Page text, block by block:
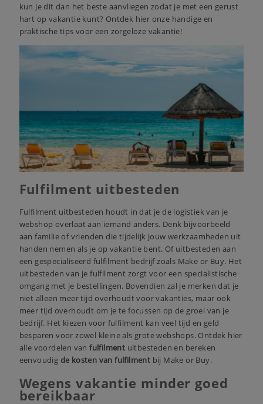
kun je dit dan het beste aanvliegen zodat je met een gerust
hart op vakantie kunt? Ontdek hier onze handige en
praktische tips voor een zorgeloze vakantie!
Fulfilment uitbesteden
Fulfilment uitbesteden houdt in dat je de logistiek van je
webshop overlaat aan iemand anders. Denk bijvoorbeeld
aan familie of vrienden die tijdelijk jouw werkzaamheden uit
handen nemen als je op vakantie bent. Of uitbesteden aan
een gespecialiseerd fulfilment bedrijf zoals Make or Buy. Het
uitbesteden van je fulfilment zorgt voor een specialistische
omgang met je bestellingen. Bovendien zal je merken dat je
niet alleen meer tijd overhoudt voor vakanties, maar ook
meer tijd overhoudt om je te focussen op de groei van je
bedrijf. Het kiezen voor fulfilment kan veel tijd en geld
besparen voor zowel kleine als grote webshops. Ontdek hier
alle voordelen vanfulfilment uitbesteden en bereken
eenvoudig de kosten van fulfilment bij Make or Buy.
Wegens vakantie minder goed
bereikbaar